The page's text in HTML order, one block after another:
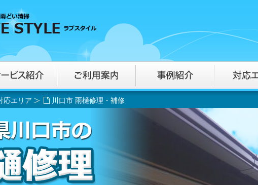
応エリア 川口市 雨樋修理・補修